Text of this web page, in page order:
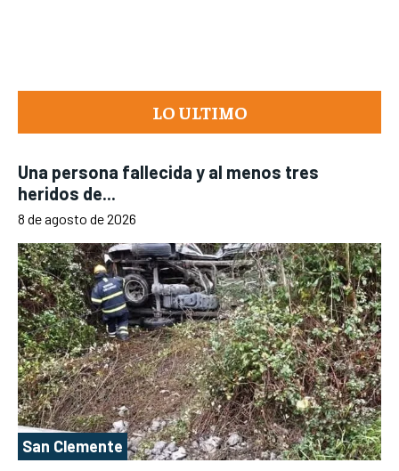
LO ULTIMO
Una persona fallecida y al menos tres
heridos de...
8 de agosto de 2026
San Clemente